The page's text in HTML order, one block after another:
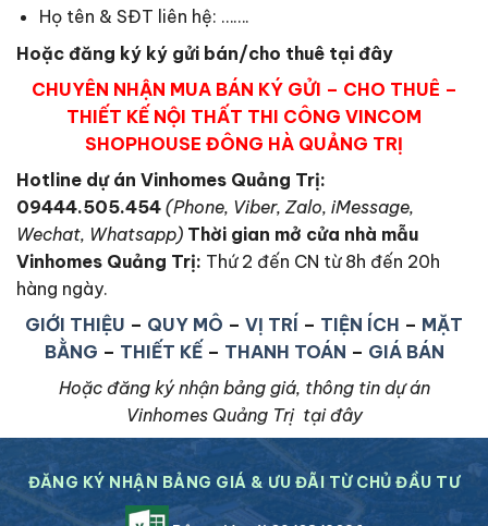
Họ tên & SĐT liên hệ: …….
Hoặc đăng ký ký gửi bán/cho thuê tại đây
CHUYÊN NHẬN MUA BÁN KÝ GỬI – CHO THUÊ –
THIẾT KẾ NỘI THẤT THI CÔNG VINCOM
SHOPHOUSE ĐÔNG HÀ QUẢNG TRỊ
Hotline dự án Vinhomes Quảng Trị:
09444.505.454 (Phone, Viber, Zalo, iMessage,
Wechat, Whatsapp) Thời gian mở cửa nhà mẫu
Vinhomes Quảng Trị: Thứ 2 đến CN từ 8h đến 20h
hàng ngày.
GIỚI THIỆU – QUY MÔ – VỊ TRÍ – TIỆN ÍCH – MẶT
BẰNG – THIẾT KẾ– THANH TOÁN – GIÁ BÁN
Hoặc đăng ký nhận bảng giá, thông tin dự án
Vinhomes Quảng Trị tại đây
ĐĂNG KÝ NHẬN BẢNG GIÁ & ƯU ĐÃI TỪ CHỦ ĐẦU TƯ